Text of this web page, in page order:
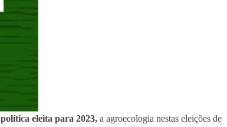
política eleita para 2023, a agroecologia nestas eleições de